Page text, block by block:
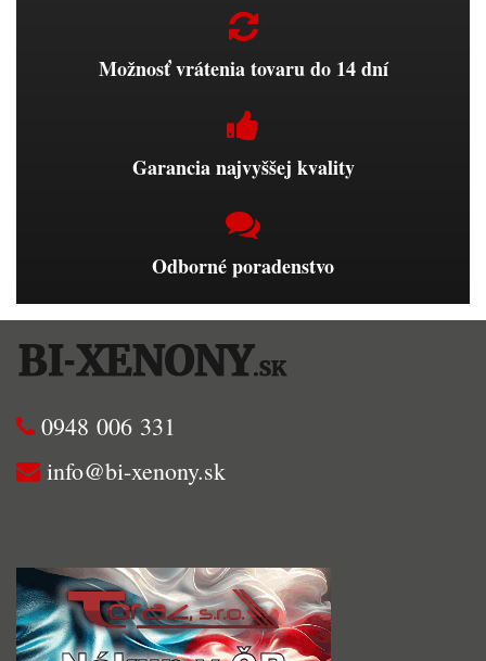
Možnosť vrátenia tovaru do 14 dní
Garancia najvyššej kvality
Odborné poradenstvo
0948 006 331
info@bi-xenony.sk